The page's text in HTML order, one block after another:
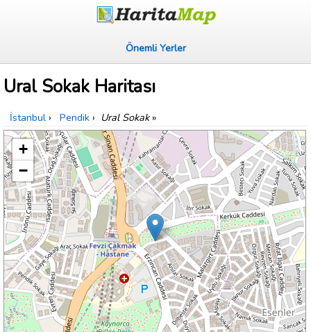
Önemli Yerler
Ural Sokak Haritası
İstanbul › Pendik › Ural Sokak»
+
−